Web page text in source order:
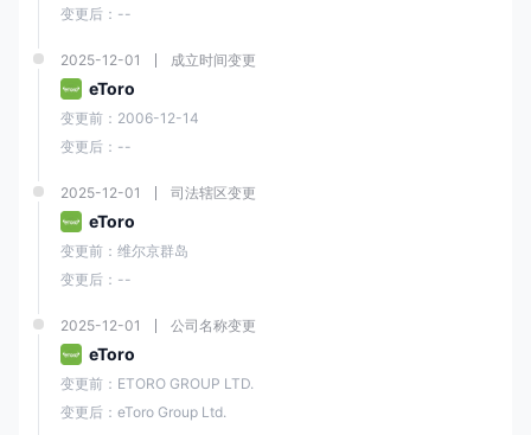
e投睿允许您使用与存款相同的付款方式提取资金。
取款
最低取款金额为30美元，美元投资账户有
欧元免费账户。
取款通常会在
在进行取款之前，您需要验证身份并完成必要的实名认证（实名认证）手
续。
e投睿还有一个政策，尽可能将资金退还到用于存款的原始付款方式。
教育资源
在教育资源方面，Toro提供了各种教育内容，帮助交易者提高其对金融市
场的技能和知识。
变更后：--
2025-12-01 成立时间变更
eToro
变更前：2006-12-14
变更后：--
2025-12-01 司法辖区变更
eToro
变更前：维尔京群岛
变更后：--
2025-12-01 公司名称变更
eToro
变更前：ETORO GROUP LTD.
变更后：eToro Group Ltd.